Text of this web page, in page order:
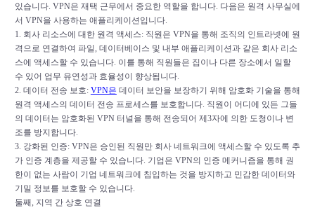
있습니다. VPN은 재택 근무에서 중요한 역할을 합니다. 다음은 원격 사무실에
서 VPN을 사용하는 애플리케이션입니다.
1. 회사 리소스에 대한 원격 액세스: 직원은 VPN을 통해 조직의 인트라넷에 원
격으로 연결하여 파일, 데이터베이스 및 내부 애플리케이션과 같은 회사 리소
스에 액세스할 수 있습니다. 이를 통해 직원들은 집이나 다른 장소에서 일할
수 있어 업무 유연성과 효율성이 향상됩니다.
2. 데이터 전송 보호: VPN은 데이터 보안을 보장하기 위해 암호화 기술을 통해
원격 액세스의 데이터 전송 프로세스를 보호합니다. 직원이 어디에 있든 그들
의 데이터는 암호화된 VPN 터널을 통해 전송되어 제3자에 의한 도청이나 변
조를 방지합니다.
3. 강화된 인증: VPN은 승인된 직원만 회사 네트워크에 액세스할 수 있도록 추
가 인증 계층을 제공할 수 있습니다. 기업은 VPN의 인증 메커니즘을 통해 권
한이 없는 사람이 기업 네트워크에 침입하는 것을 방지하고 민감한 데이터와
기밀 정보를 보호할 수 있습니다.
둘째, 지역 간 상호 연결